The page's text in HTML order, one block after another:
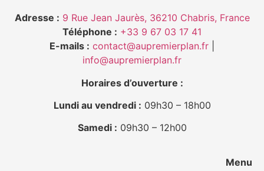
Adresse : 9 Rue Jean Jaurès, 36210 Chabris, France
Téléphone : +33 9 67 03 17 41
E-mails : contact@aupremierplan.fr
info@aupremierplan.fr
Horaires d’ouverture :
Lundi au vendredi : 09h30 – 18h00
Samedi : 09h30 – 12h00
Menu